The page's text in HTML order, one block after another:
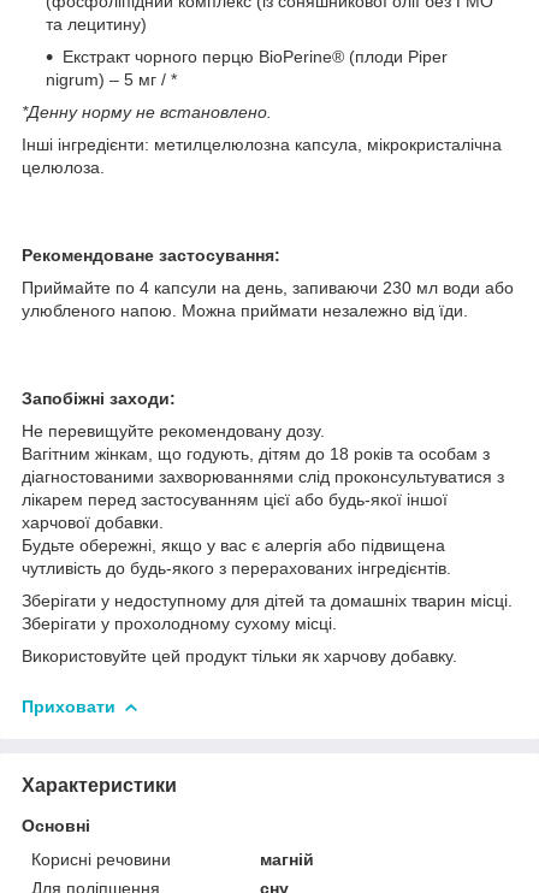
та лецитину)
Екстракт чорного перцю BioPerine® (плоди Piper
nigrum) – 5 мг / *
*Денну норму не встановлено.
Інші інгредієнти: метилцелюлозна капсула, мікрокристалічна
целюлоза.
Рекомендоване застосування:
Приймайте по 4 капсули на день, запиваючи 230 мл води або
улюбленого напою. Можна приймати незалежно від їди.
Запобіжні заходи:
Не перевищуйте рекомендовану дозу.
Вагітним жінкам, що годують, дітям до 18 років та особам з
діагностованими захворюваннями слід проконсультуватися з
лікарем перед застосуванням цієї або будь-якої іншої
харчової добавки.
Будьте обережні, якщо у вас є алергія або підвищена
чутливість до будь-якого з перерахованих інгредієнтів.
Зберігати у недоступному для дітей та домашніх тварин місці.
Зберігати у прохолодному сухому місці.
Використовуйте цей продукт тільки як харчову добавку.
Приховати
Характеристики
Основні
Корисні речовини
магній
Для поліпшення
сну